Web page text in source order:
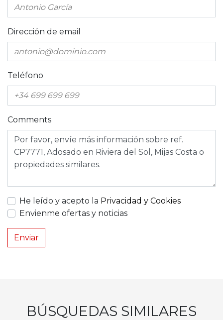
Dirección de email
Teléfono
Comments
He leído y acepto la Privacidad y Cookies
Envienme ofertas y noticias
Enviar
BÚSQUEDAS SIMILARES